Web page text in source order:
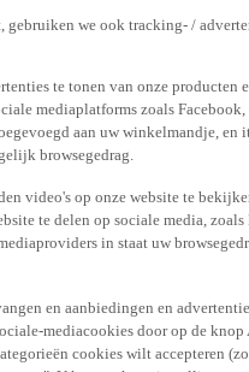
gebruiken we ook tracking- /
te tonen van onze producten
mediaplatforms zoals
aan uw winkelmandje, en
browsegedrag.
video's op onze website te
te delen op sociale media,
in staat uw
en aanbiedingen en
mediacookies door op de
cookies wilt accepteren